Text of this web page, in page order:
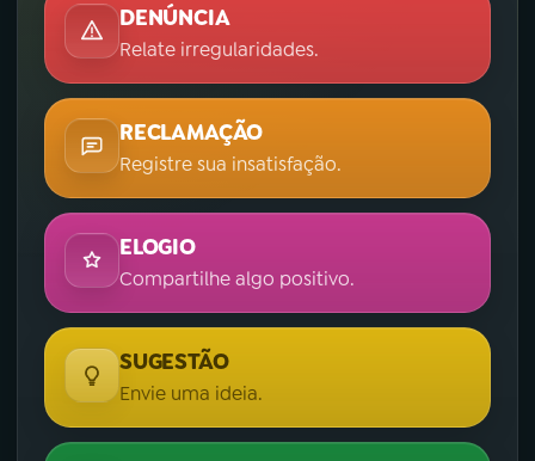
DENÚNCIA
Relate irregularidades.
RECLAMAÇÃO
Registre sua insatisfação.
ELOGIO
Compartilhe algo positivo.
SUGESTÃO
Envie uma ideia.